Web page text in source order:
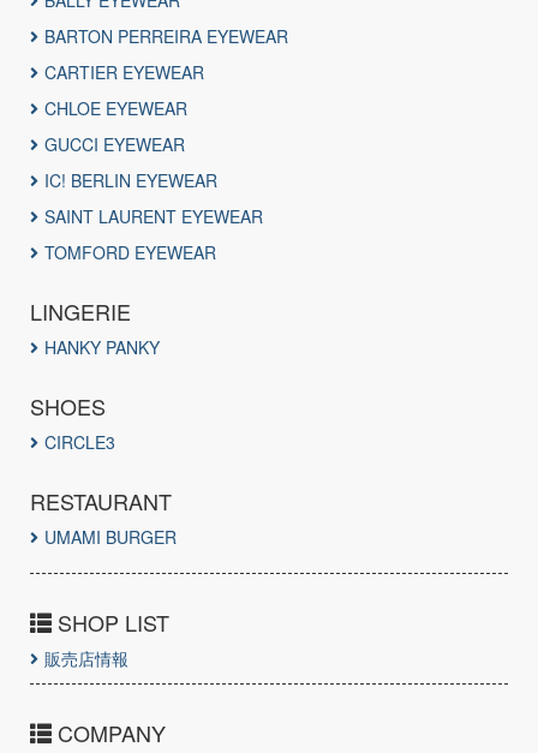
BARTON PERREIRA EYEWEAR
CARTIER EYEWEAR
CHLOE EYEWEAR
GUCCI EYEWEAR
IC! BERLIN EYEWEAR
SAINT LAURENT EYEWEAR
TOMFORD EYEWEAR
LINGERIE
HANKY PANKY
SHOES
CIRCLE3
RESTAURANT
UMAMI BURGER
SHOP LIST
販売店情報
COMPANY